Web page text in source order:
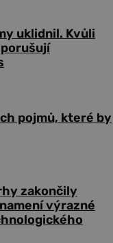
uklidnil. Kvůli
pojmů, které by
zakončily
výrazné